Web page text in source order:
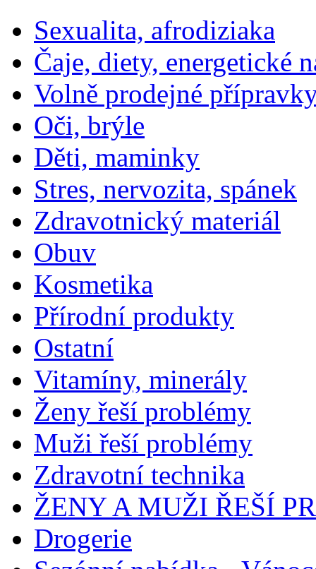
Sexualita, afrodiziaka
Čaje, diety, energetické
Volně prodejné
Oči, brýle
Děti, maminky
Stres, nervozita, spánek
Zdravotnický materiál
Obuv
Kosmetika
Přírodní produkty
Ostatní
Vitamíny, minerály
Ženy řeší problémy
Muži řeší problémy
Zdravotní technika
ŽENY A MUŽI ŘEŠÍ
Drogerie